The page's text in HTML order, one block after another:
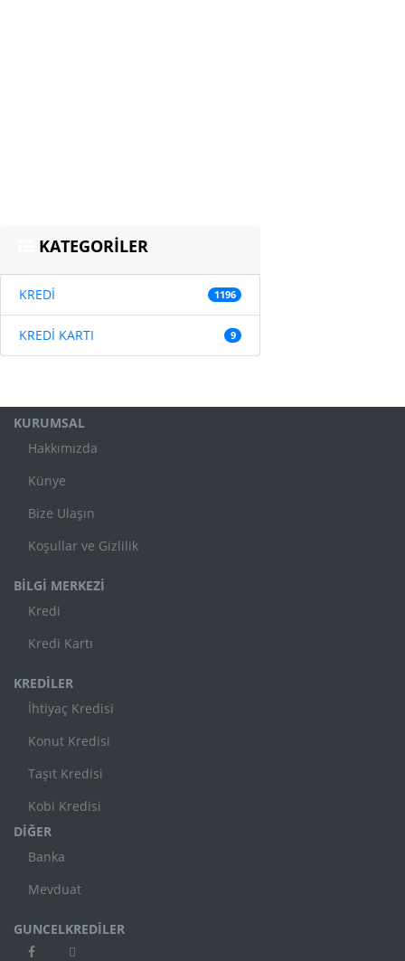
KATEGORİLER
KREDİ 1196
KREDİ KARTI 9
KURUMSAL
Hakkımızda
Künye
Bize Ulaşın
Koşullar ve Gizlilik
BİLGİ MERKEZİ
Kredi
Kredi Kartı
KREDİLER
İhtiyaç Kredisi
Konut Kredisi
Taşıt Kredisi
Kobi Kredisi
DİĞER
Banka
Mevduat
GUNCELKREDİLER